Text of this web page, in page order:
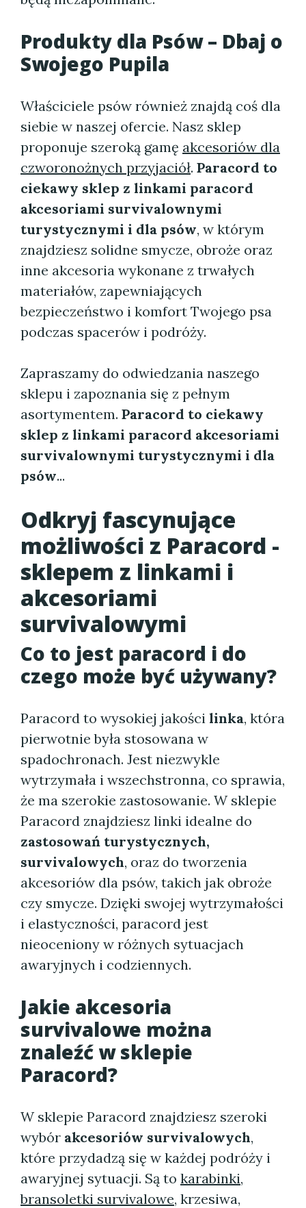
Produkty dla Psów – Dbaj o
Swojego Pupila
Właściciele psów również znajdą coś dla
siebie w naszej ofercie. Nasz sklep
proponuje szeroką gamę akcesoriów dla
czworonożnych przyjaciół. Paracord to
ciekawy sklep z linkami paracord
akcesoriami survivalownymi
turystycznymi i dla psów, w którym
znajdziesz solidne smycze, obroże oraz
inne akcesoria wykonane z trwałych
materiałów, zapewniających
bezpieczeństwo i komfort Twojego psa
podczas spacerów i podróży.
Zapraszamy do odwiedzania naszego
sklepu i zapoznania się z pełnym
asortymentem. Paracord to ciekawy
sklep z linkami paracord akcesoriami
survivalownymi turystycznymi i dla
psów...
Odkryj fascynujące
możliwości z Paracord -
sklepem z linkami i
akcesoriami
survivalowymi
Co to jest paracord i do
czego może być używany?
Paracord to wysokiej jakości linka, która
pierwotnie była stosowana w
spadochronach. Jest niezwykle
wytrzymała i wszechstronna, co sprawia,
że ma szerokie zastosowanie. W sklepie
Paracord znajdziesz linki idealne do
zastosowań turystycznych,
survivalowych, oraz do tworzenia
akcesoriów dla psów, takich jak obroże
czy smycze. Dzięki swojej wytrzymałości
i elastyczności, paracord jest
nieoceniony w różnych sytuacjach
awaryjnych i codziennych.
Jakie akcesoria
survivalowe można
znaleźć w sklepie
Paracord?
W sklepie Paracord znajdziesz szeroki
wybór akcesoriów survivalowych,
które przydadzą się w każdej podróży i
awaryjnej sytuacji. Są to karabinki,
bransoletki survivalowe, krzesiwa,